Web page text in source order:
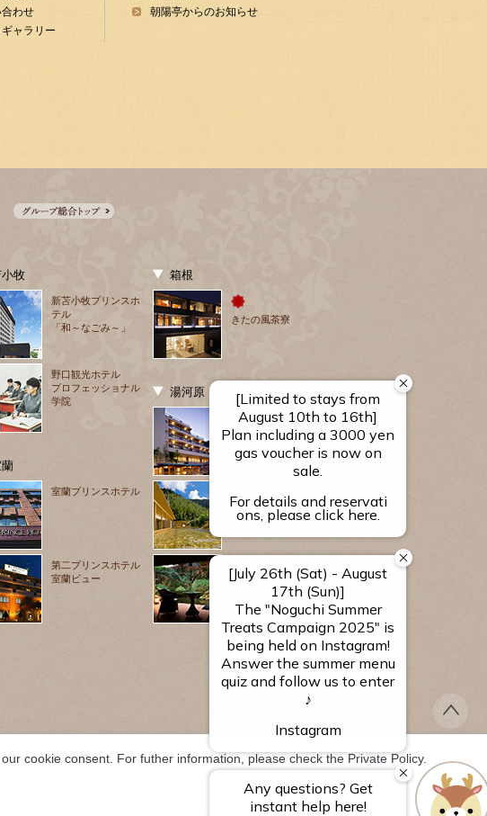
わせ
ャラリー
朝陽亭からのお知らせ
牧
新苫小牧プリンスホ
テル
「和～なごみ～」
野口観光ホテル
プロフェッショナル
学院
室蘭プリンスホテル
第二プリンスホテル
室蘭ビュー
箱根
きたの風茶寮
湯河原
源泉のお宿
湯河原 千代田荘
山翠楼
SANSUIROU
海石榴 つばき
ループ. ALL RIGHTS RESERVED
cookie consent. For futher information, please check the Private Policy.